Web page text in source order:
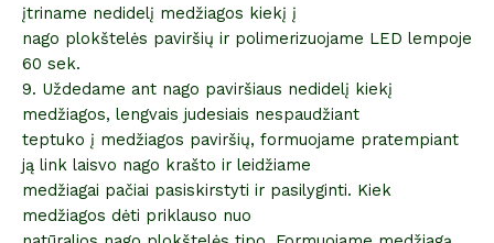
įtriname nedidelį medžiagos kiekį į
nago plokštelės paviršių ir polimerizuojame LED lempoje
60 sek.
9. Uždedame ant nago paviršiaus nedidelį kiekį
medžiagos, lengvais judesiais nespaudžiant
teptuko į medžiagos paviršių, formuojame pratempiant
ją link laisvo nago krašto ir leidžiame
medžiagai pačiai pasiskirstyti ir pasilyginti. Kiek
medžiagos dėti priklauso nuo